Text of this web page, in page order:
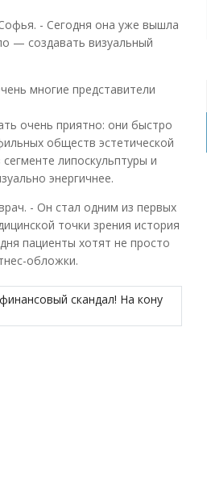
- Сегодня она уже вышла
— создавать визуальный
многие представители
очень приятно: они быстро
обществ эстетической
липоскульптуры и
энергичнее.
- Он стал одним из первых
точки зрения история
пациенты хотят не просто
обложки.
скандал! На кону